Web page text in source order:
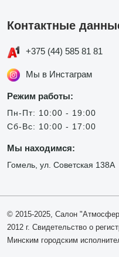
Контактные
+375 (44) 585 81 81
Мы в Инстаграм
Режим работы:
Пн-Пт: 10:00 - 19:00
Сб-Вс: 10:00 - 17:00
Мы находимся:
Гомель, ул. Советская 138А
© 2015-2025, Салон
2012 г. Свидетельство о
Минским городским